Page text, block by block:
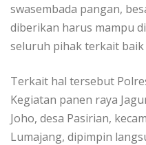
swasembada pangan,
diberikan harus mampu
seluruh pihak terkait
Terkait hal tersebut
Kegiatan panen raya
Joho, desa Pasirian,
Lumajang, dipimpin